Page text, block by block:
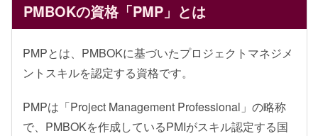
PMBOKの資格「PMP」とは
PMPとは、PMBOKに基づいたプロジェクトマネジメ
ントスキルを認定する資格です。
PMPは「Project Management Professional」の略称
で、PMBOKを作成しているPMIがスキル認定する国